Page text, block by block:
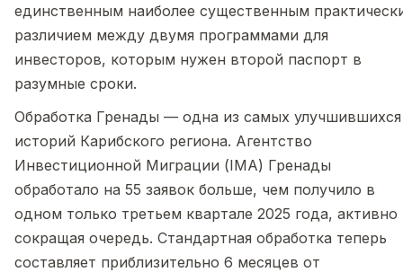
единственным наиболее существенным
различием между двумя программами для
инвесторов, которым нужен второй паспорт в
разумные сроки.
Обработка Гренады — одна из самых улучшившихся
историй Карибского региона. Агентство
Инвестиционной Миграции (IMA) Гренады
обработало на 55 заявок больше, чем получило в
одном только третьем квартале 2025 года, активно
сокращая очередь. Стандартная обработка теперь
составляет приблизительно 6 месяцев от